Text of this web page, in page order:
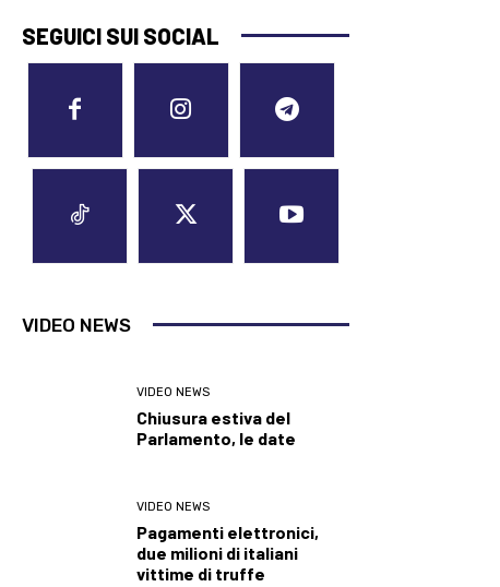
SEGUICI SUI SOCIAL
VIDEO NEWS
VIDEO NEWS
Chiusura estiva del
Parlamento, le date
VIDEO NEWS
Pagamenti elettronici,
due milioni di italiani
vittime di truffe